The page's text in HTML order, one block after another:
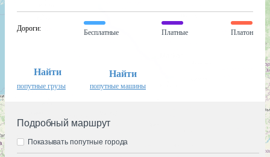
Дороги:
Бесплатные Платные Платон
Найти
попутные грузы
Найти
попутные машины
Подробный маршрут
Показывать попутные города